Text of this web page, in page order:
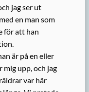
jag ser ut
en man som
för att han
är på en eller
mig upp, och jag
var här